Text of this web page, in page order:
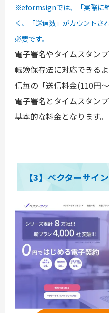
※eformsignでは、「実際に
く、「送信数」がカウントさ
必要です。
電子署名やタイムスタン
帳簿保存法に対応できる
信毎の「送信料金(110円
電子署名とタイムスタン
基本的な料金となります。
【3】ベクターサイン